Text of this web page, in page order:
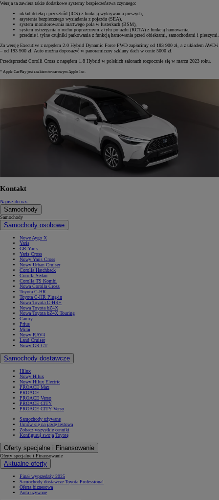
Wersja ta zawiera także dodatkowe systemy bezpieczeństwa czynnego:
układ detekcji przeszkód (ICS) z funkcją wykrywania pieszych,
asystenta bezpiecznego wysiadania z pojazdu (SEA),
system monitorowania martwego pola w lusterkach (BSM),
system ostrzegania o ruchu poprzecznym z tyłu pojazdu (RCTA) z funkcją hamowania,
przednie i tylne czujniki parkowania z funkcją hamowania przed obiektami, samochodami i pieszymi.
Za wersję Executive z napędem 2.0 Hybrid Dynamic Force FWD zapłacimy od 183 900 zł, a z układem AWD-i
– od 193 900 zł. Auto można doposażyć w panoramiczny szklany dach w cenie 5000 zł.
Przedsprzedaż Corolli Cross z napędem 1.8 Hybrid w polskich salonach rozpocznie się w marcu 2023 roku.
* Apple CarPlay jest znakiem towarowym Apple Inc.
Kontakt
Napisz do nas
Samochody
Samochody
Samochody osobowe
Nowe Aygo X
Yaris
GR Yaris
Yaris Cross
Nowy Yaris Cross
Nowy Urban Cruiser
Corolla Hatchback
Corolla Sedan
Corolla TS Kombi
Nowa Corolla Cross
Toyota C-HR
Toyota C-HR Plug-in
Nowa Toyota C-HR+
Nowa Toyota bZ4X
Nowa Toyota bZ4X Touring
Camry
Prius
Mirai
Nowy RAV4
Land Cruiser
Nowy GR GT
Samochody dostawcze
Hilux
Nowy Hilux
Nowy Hilux Electric
PROACE Max
PROACE
PROACE Verso
PROACE CITY
PROACE CITY Verso
Samochody używane
Umów się na jazdę testową
Zobacz wszystkie cenniki
Konfiguruj swoją Toyotę
Oferty specjalne i Finansowanie
Oferty specjalne i Finansowanie
Aktualne oferty
Finał wyprzedaży 2025
Samochody dostawcze Toyota Professional
Oferta biznesowa
Auta używane